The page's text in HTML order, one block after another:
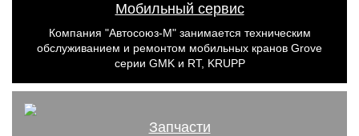
Мобильный сервис
Компания "Автосоюз-М" занимается техническим
обслуживанием и ремонтом мобильных кранов Grove
серии GMK и RT, KRUPP
Запчасти